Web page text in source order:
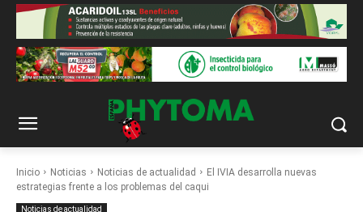
Inicio Noticias Noticias de actualidad
El IVIA desarrolla nuevas
estrategias frente a los problemas del caqui
Noticias de actualidad